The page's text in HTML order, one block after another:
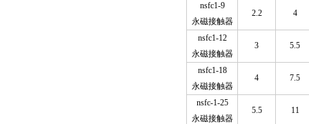
nsfc1-9
永磁接触器
2.2 4
nsfc1-12
永磁接触器
3 5.5
nsfc1-18
永磁接触器
4 7.5
nsfc-1-25
永磁接触器
5.5 11